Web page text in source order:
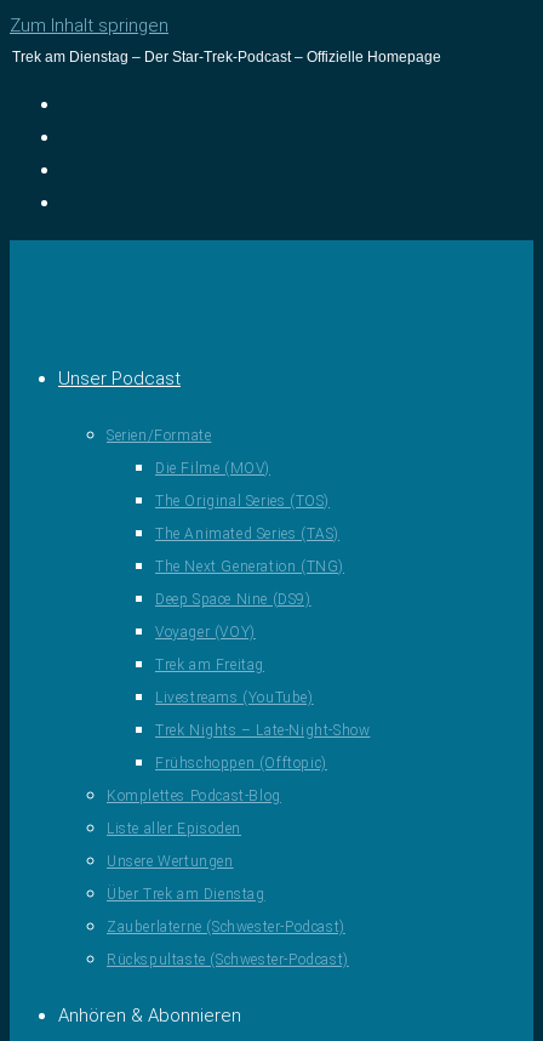
Zum Inhalt springen
Trek am Dienstag – Der Star-Trek-Podcast – Offizielle Homepage
Unser Podcast
Serien/Formate
Die Filme (MOV)
The Original Series (TOS)
The Animated Series (TAS)
The Next Generation (TNG)
Deep Space Nine (DS9)
Voyager (VOY)
Trek am Freitag
Livestreams (YouTube)
Trek Nights – Late-Night-Show
Frühschoppen (Offtopic)
Komplettes Podcast-Blog
Liste aller Episoden
Unsere Wertungen
Über Trek am Dienstag
Zauberlaterne (Schwester-Podcast)
Rückspultaste (Schwester-Podcast)
Anhören & Abonnieren